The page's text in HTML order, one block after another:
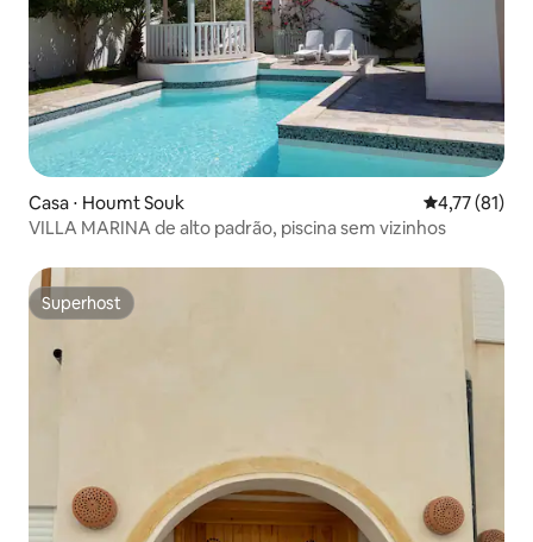
Casa ⋅ Houmt Souk 4,77 de uma
4,77 (81)
VILLA MARINA de alto padrão, piscina sem vizinhos
Superhost
Superhost